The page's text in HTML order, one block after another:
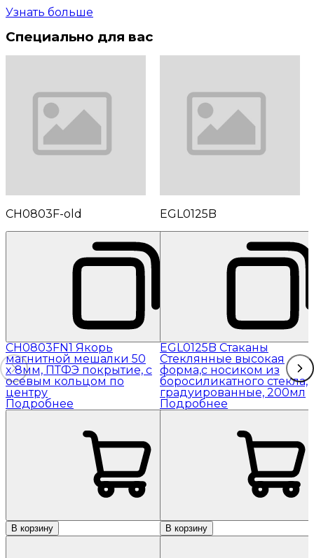
Узнать больше
Специально для вас
CH0803F-old
CH0803FN1 Якорь
магнитной мешалки 50
x 8мм, ПТФЭ покрытие, с
осевым кольцом по
центру
Подробнее
В корзину
EGL0125B
EGL0125B Стаканы
Стеклянные высокая
форма,с носиком из
боросиликатного стекла,
градуированные, 200мл
Подробнее
В корзину